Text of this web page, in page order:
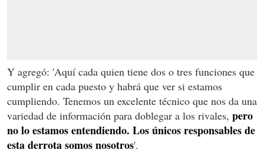
Y agregó: 'Aquí cada quien tiene dos o tres funciones que
cumplir en cada puesto y habrá que ver si estamos
cumpliendo. Tenemos un excelente técnico que nos da una
variedad de información para doblegar a los rivales, pero
no lo estamos entendiendo. Los únicos responsables de
esta derrota somos nosotros'.